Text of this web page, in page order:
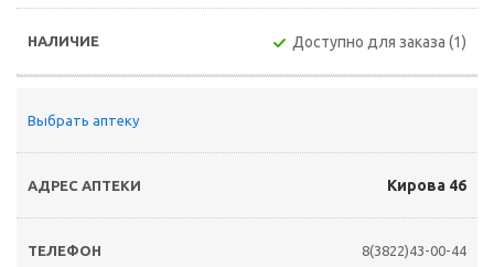
Доступно для заказа (1)
Выбрать аптеку
Кирова 46
8(3822)43-00-44